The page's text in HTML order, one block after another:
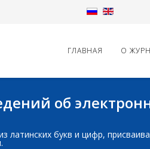
ГЛАВНАЯ О
об
латинских букв и цифр,